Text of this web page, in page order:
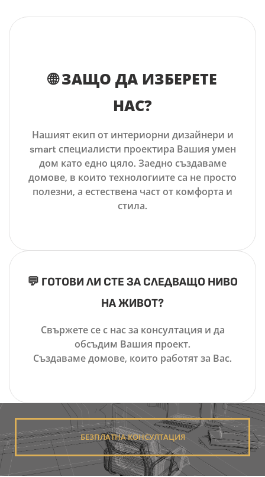
🌐 ЗАЩО ДА ИЗБЕРЕТЕ
НАС?
Нашият екип от интериорни дизайнери и
smart специалисти проектира Вашия умен
дом като едно цяло. Заедно създаваме
домове, в които технологиите са не просто
полезни, а естествена част от комфорта и
стила.
💬 ГОТОВИ ЛИ СТЕ ЗА СЛЕДВАЩО НИВО
НА ЖИВОТ?
Свържете се с нас за консултация и да
обсъдим Вашия проект.
Създаваме домове, които работят за Вас.
БЕЗПЛАТНА КОНСУЛТАЦИЯ